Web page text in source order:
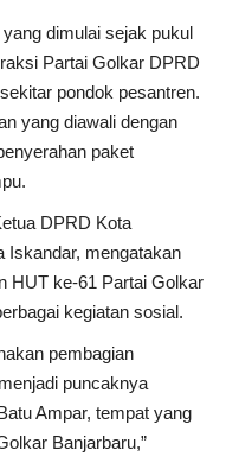
dimulai sejak pukul
Partai Golkar DPRD
pondok pesantren.
yang diawali dengan
paket
DPRD Kota
Iskandar, mengatakan
HUT ke-61 Partai Golkar
kegiatan sosial.
pembagian
puncaknya
Ampar, tempat yang
Banjarbaru,”